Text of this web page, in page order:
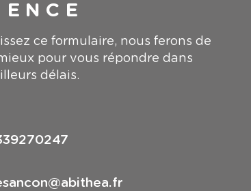
ce formulaire, nous ferons de
pour vous répondre dans
délais.